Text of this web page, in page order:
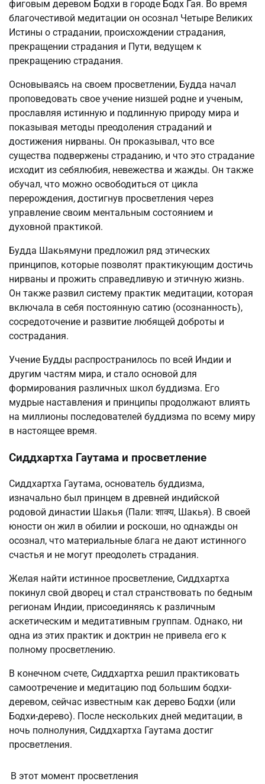
фиговым деревом Бодхи в городе Бодх Гая. Во время
благочестивой медитации он осознал Четыре Великих
Истины о страдании, происхождении страдания,
прекращении страдания и Пути, ведущем к
прекращению страдания.
Основываясь на своем просветлении, Будда начал
проповедовать свое учение низшей родне и ученым,
прославляя истинную и подлинную природу мира и
показывая методы преодоления страданий и
достижения нирваны. Он проказывал, что все
существа подвержены страданию, и что это страдание
исходит из себялюбия, невежества и жажды. Он также
обучал, что можно освободиться от цикла
перерождения, достигнув просветления через
управление своим ментальным состоянием и
духовной практикой.
Будда Шакьямуни предложил ряд этических
принципов, которые позволят практикующим достичь
нирваны и прожить справедливую и этичную жизнь.
Он также развил систему практик медитации, которая
включала в себя постоянную сатию (осознанность),
сосредоточение и развитие любящей доброты и
сострадания.
Учение Будды распространилось по всей Индии и
другим частям мира, и стало основой для
формирования различных школ буддизма. Его
мудрые наставления и принципы продолжают влиять
на миллионы последователей буддизма по всему миру
в настоящее время.
Сиддхартха Гаутама и просветление
Сиддхартха Гаутама, основатель буддизма,
изначально был принцем в древней индийской
родовой династии Шакья (Пали: शाक्य, Шакья). В своей
юности он жил в обилии и роскоши, но однажды он
осознал, что материальные блага не дают истинного
счастья и не могут преодолеть страдания.
Желая найти истинное просветление, Сиддхартха
покинул свой дворец и стал странствовать по бедным
регионам Индии, присоединяясь к различным
аскетическим и медитативным группам. Однако, ни
одна из этих практик и доктрин не привела его к
полному просветлению.
В конечном счете, Сиддхартха решил практиковать
самоотречение и медитацию под большим бодхи-
деревом, сейчас известным как дерево Бодхи (или
Бодхи-дерево). После нескольких дней медитации, в
ночь полнолуния, Сиддхартха Гаутама достиг
просветления.
В этот момент просветления